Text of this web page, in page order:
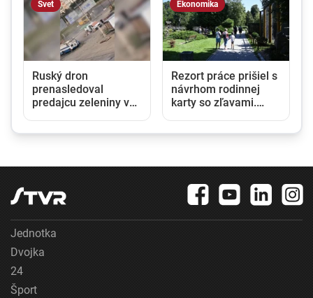
Svet
Ruský dron
prenasledoval
predajcu zeleniny v
Ekonomika
Rezort práce prišiel s
návrhom rodinnej
karty so zľavami.
Jednotka
Dvojka
24
Šport